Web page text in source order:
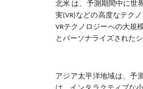
北米 は、予測期間中に世
実(VR)などの高度なテク
VRテクノロジーへの大規
とパーソナライズされた
アジア太平洋地域は、予